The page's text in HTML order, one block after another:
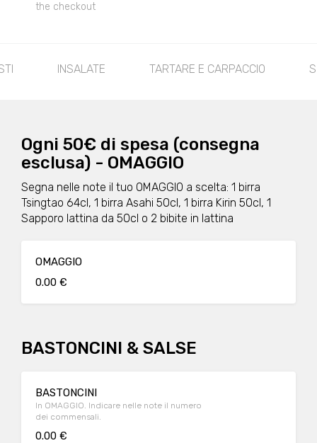
the checkout
INSALATE TARTARE E CARPACCIO SUSHI
Ogni 50€ di spesa (consegna
esclusa) - OMAGGIO
Segna nelle note il tuo OMAGGIO a scelta: 1 birra
Tsingtao 64cl, 1 birra Asahi 50cl, 1 birra Kirin 50cl, 1
Sapporo lattina da 50cl o 2 bibite in lattina
OMAGGIO
0.00 €
BASTONCINI & SALSE
BASTONCINI
In OMAGGIO. Indicare nelle note il numero
dei commensali.
0.00 €